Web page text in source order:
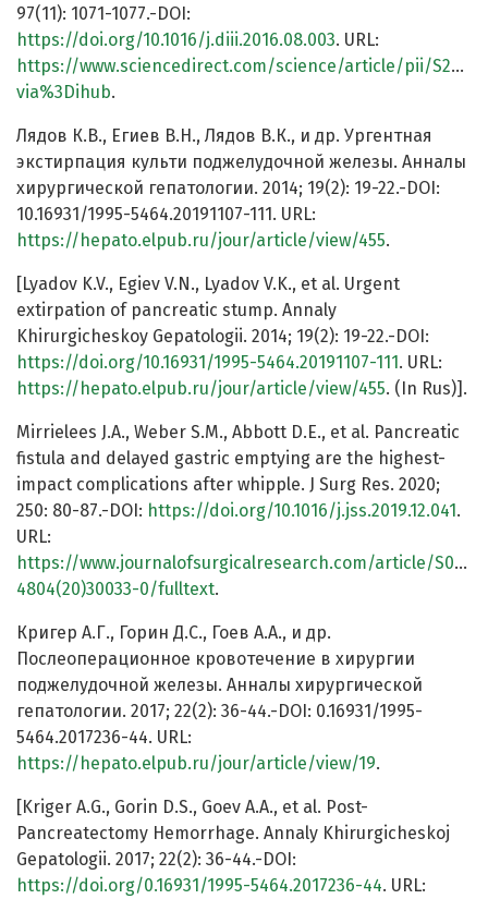
97(11): 1071-1077.-DOI:
https://doi.org/10.1016/j.diii.2016.08.003. URL:
https://www.sciencedirect.com/science/article/pii/
via%3Dihub.
Лядов К.В., Егиев В.Н., Лядов В.К., и др. Ургентная
экстирпация культи поджелудочной железы. Анналы
хирургической гепатологии. 2014; 19(2): 19-22.-DOI:
10.16931/1995-5464.20191107-111. URL:
https://hepato.elpub.ru/jour/article/view/455.
[Lyadov K.V., Egiev V.N., Lyadov V.K., et al. Urgent
extirpation of pancreatic stump. Annaly
Khirurgicheskoy Gepatologii. 2014; 19(2): 19-22.-DOI:
https://doi.org/10.16931/1995-5464.20191107-111 . URL:
https://hepato.elpub.ru/jour/article/view/455. (In Rus)].
Mirrielees J.A., Weber S.M., Abbott D.E., et al. Pancreatic
fistula and delayed gastric emptying are the highest-
impact complications after whipple. J Surg Res. 2020;
250: 80-87.-DOI: https://doi.org/10.1016/j.jss.2019.12.041 .
URL:
https://www.journalofsurgicalresearch.com/article/S0022-
4804(20)30033-0/fulltext.
Кригер А.Г., Горин Д.С., Гоев А.А., и др.
Послеоперационное кровотечение в хирургии
поджелудочной железы. Анналы хирургической
гепатологии. 2017; 22(2): 36-44.-DOI: 0.16931/1995-
5464.2017236-44. URL:
https://hepato.elpub.ru/jour/article/view/19.
[Kriger A.G., Gorin D.S., Goev A.A., et al. Post-
Pancreatectomy Hemorrhage. Annaly Khirurgicheskoj
Gepatologii. 2017; 22(2): 36-44.-DOI:
https://doi.org/0.16931/1995-5464.2017236-44. URL: